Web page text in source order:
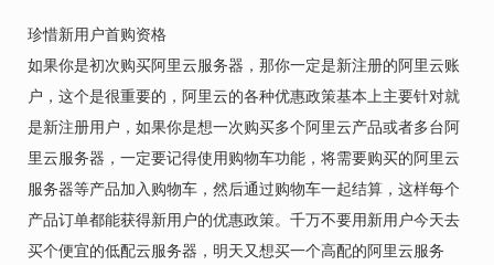
珍惜新用户首购资格
如果你是初次购买阿里云服务器，那你一定是新注册的阿里云账
户，这个是很重要的，阿里云的各种优惠政策基本上主要针对就
是新注册用户，如果你是想一次购买多个阿里云产品或者多台阿
里云服务器，一定要记得使用购物车功能，将需要购买的阿里云
服务器等产品加入购物车，然后通过购物车一起结算，这样每个
产品订单都能获得新用户的优惠政策。千万不要用新用户今天去
买个便宜的低配云服务器，明天又想买一个高配的阿里云服务